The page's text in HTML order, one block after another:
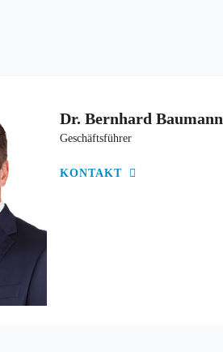
Dr. Bernhard Baumann
Geschäftsführer
KONTAKT